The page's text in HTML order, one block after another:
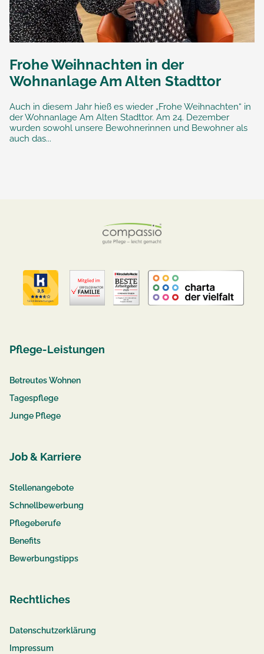
Frohe Weihnachten in der
Wohnanlage Am Alten Stadttor
Auch in diesem Jahr hieß es wieder „Frohe Weihnachten“ in
der Wohnanlage Am Alten Stadttor. Am 24. Dezember
wurden sowohl unsere Bewohnerinnen und Bewohner als
auch das...
Pflege-Leistungen
Betreutes Wohnen
Tagespflege
Junge Pflege
Job & Karriere
Stellenangebote
Schnellbewerbung
Pflegeberufe
Benefits
Bewerbungstipps
Rechtliches
Datenschutzerklärung
Impressum